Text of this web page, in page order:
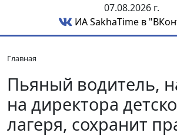
07.08.2026 г.
ИА SakhaTime в
Главная
Пьяный водитель,
на директора
лагеря, сохранит